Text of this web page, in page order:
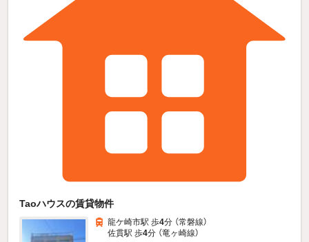
Taoハウスの賃貸物件
龍ケ崎市駅 歩4分 （常磐線）
佐貫駅 歩4分 （竜ヶ崎線）